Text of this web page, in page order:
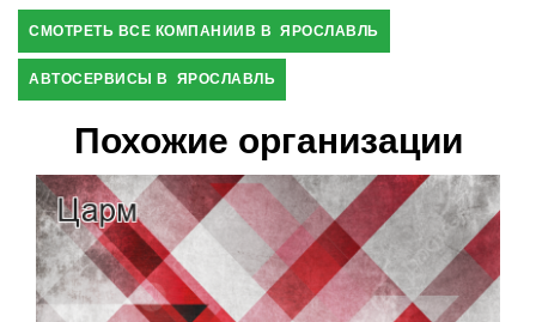
СМОТРЕТЬ ВСЕ КОМПАНИИВ В ЯРОСЛАВЛЬ
АВТОСЕРВИСЫ В ЯРОСЛАВЛЬ
Похожие организации